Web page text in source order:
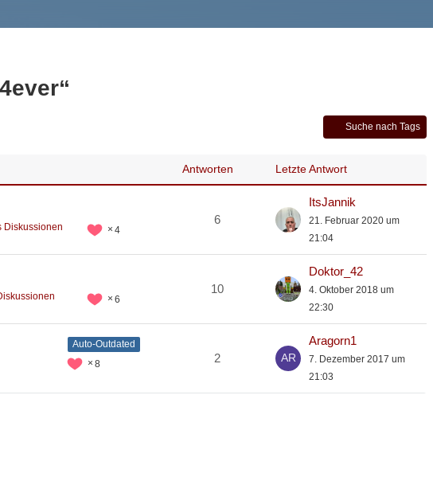
Suche nach Tags
Antworten Letzte Antwort
4
Diskussionen
6
ItsJannik
21. Februar 2020 um
21:04
6
10
Doktor_42
4. Oktober 2018 um
22:30
Auto-Outdated
8 2
Aragorn1
7. Dezember 2017 um
21:03